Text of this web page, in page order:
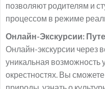
позволяют родителям и
процессом в режиме
Онлайн-Экскурсии:
Онлайн-экскурсии через
уникальная возможность
окрестностях. Вы